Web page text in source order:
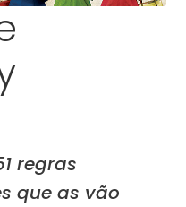
regras
que as vão